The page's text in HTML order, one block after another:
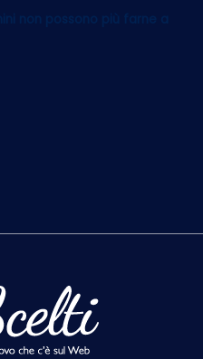
non possono più farne a